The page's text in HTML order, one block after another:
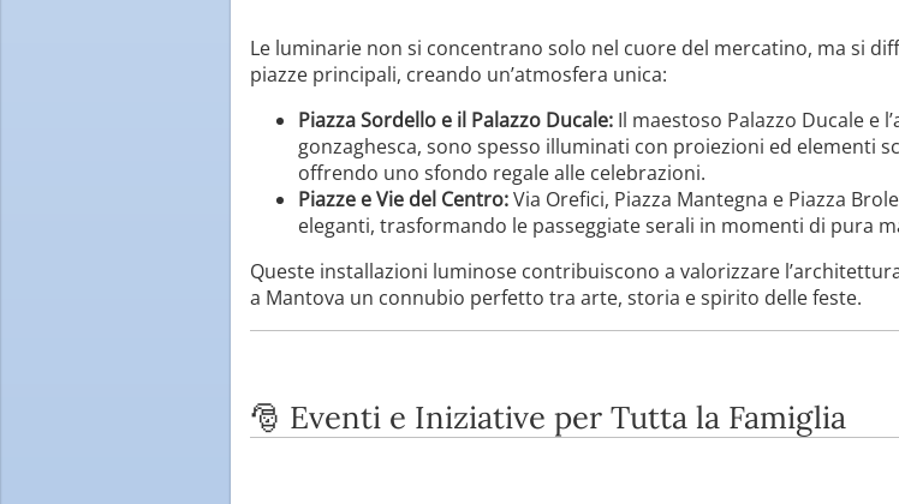
Le luminarie non si concentrano solo nel cuore del mercatino, ma si
piazze principali, creando un’atmosfera unica:
Piazza Sordello e il Palazzo Ducale: Il maestoso Palazzo Ducale e
gonzaghesca, sono spesso illuminati con proiezioni ed elementi
offrendo uno sfondo regale alle celebrazioni.
Piazze e Vie del Centro:Via Orefici, Piazza Mantegna e Piazza
eleganti, trasformando le passeggiate serali in momenti di pura
Queste installazioni luminose contribuiscono a valorizzare
a Mantova un connubio perfetto tra arte, storia e spirito delle feste.
🎅 Eventi e Iniziative per Tutta la Famiglia